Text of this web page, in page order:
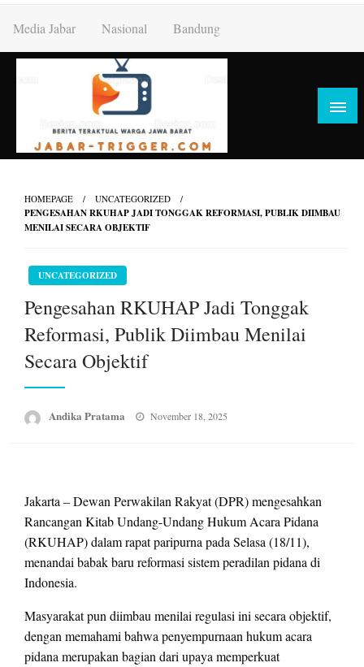
content
Media Jabar Nasional Bandung
HOMEPAGE UNCATEGORIZED
PENGESAHAN RKUHAP JADI TONGGAK REFORMASI, PUBLIK DIIMBAU
MENILAI SECARA OBJEKTIF
UNCATEGORIZED
Pengesahan RKUHAP Jadi Tonggak
Reformasi, Publik Diimbau Menilai
Secara Objektif
Andika Pratama
Posted
November 18, 2025
Jakarta – Dewan Perwakilan Rakyat (DPR) mengesahkan
Rancangan Kitab Undang-Undang Hukum Acara Pidana
(RKUHAP) dalam rapat paripurna pada Selasa (18/11),
menandai babak baru reformasi sistem peradilan pidana di
Indonesia.
Masyarakat pun diimbau menilai regulasi ini secara objektif,
dengan memahami bahwa penyempurnaan hukum acara
pidana merupakan bagian dari upaya memperkuat